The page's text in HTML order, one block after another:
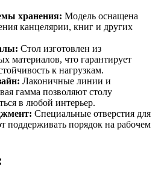
хранения: Модель оснащена
канцелярии, книг и других
Стол изготовлен из
материалов, что гарантирует
к нагрузкам.
Лаконичные линии и
гамма позволяют столу
в любой интерьер.
Специальные отверстия для
поддерживать порядок на рабочем